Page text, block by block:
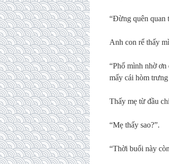
“Đừng quên quan
Anh con rể thấy
“Phố mình nhờ
mấy cái hòm
Thấy mẹ từ đầu
“Mẹ thấy sao?”.
“Thời buổi này